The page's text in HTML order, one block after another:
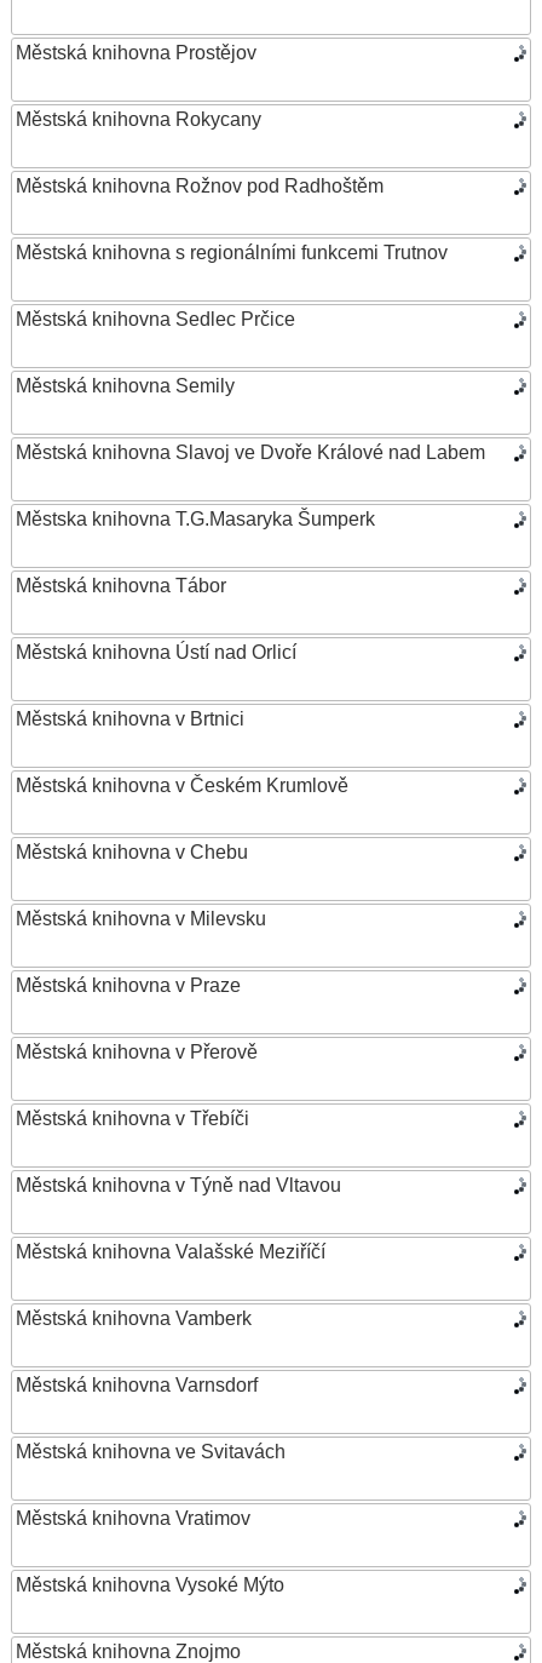
Městská knihovna Prostějov
Městská knihovna Rokycany
Městská knihovna Rožnov pod Radhoštěm
Městská knihovna s regionálními funkcemi Trutnov
Městská knihovna Sedlec Prčice
Městská knihovna Semily
Městská knihovna Slavoj ve Dvoře Králové nad Labem
Městska knihovna T.G.Masaryka Šumperk
Městská knihovna Tábor
Městská knihovna Ústí nad Orlicí
Městská knihovna v Brtnici
Městská knihovna v Českém Krumlově
Městská knihovna v Chebu
Městská knihovna v Milevsku
Městská knihovna v Praze
Městská knihovna v Přerově
Městská knihovna v Třebíči
Městská knihovna v Týně nad Vltavou
Městská knihovna Valašské Meziříčí
Městská knihovna Vamberk
Městská knihovna Varnsdorf
Městská knihovna ve Svitavách
Městská knihovna Vratimov
Městská knihovna Vysoké Mýto
Městská knihovna Znojmo